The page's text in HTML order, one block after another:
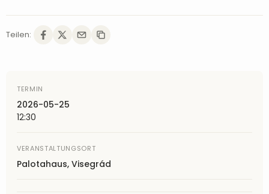
Teilen:
TERMIN
2026-05-25
12:30
VERANSTALTUNGSORT
Palotahaus, Visegrád